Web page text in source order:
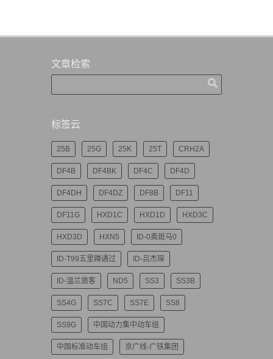
文章检索
标签云
25B 25G 25K 25T CRH2A
DF4B DF4BK DF4C DF4D
DF4DH DF4DZ DF8B DF11
DF11G HXD1C HXD1D HXD3C
HXD3D HXN5 ID-0奥斑马0
ID-T99五里蹲通过 ID-吕杰琛
ID-温兰旅客 ND5 SS3 SS3B
SS4G SS7C SS7E SS8
SS9G 中国动力集中动车组
中国标准动车组 京广线-广铁集团